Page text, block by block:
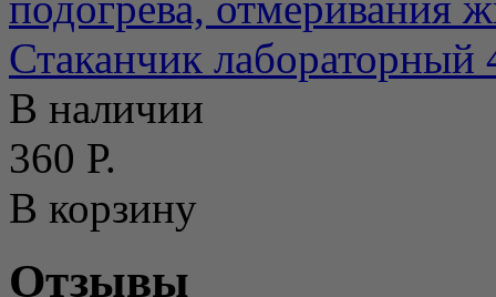
Стаканчик
В наличии
360 Р.
В корзину
Отзывы